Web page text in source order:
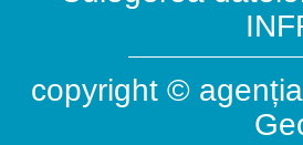
copyright ©